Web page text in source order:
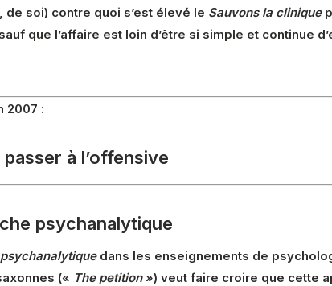
soi) contre quoi s’est élevé le Sauvons la clinique
que l’affaire est loin d’être si simple et continue
2007 :
à l’offensive
psychanalytique
dans les enseignements de
(« The petition») veut faire croire que cette